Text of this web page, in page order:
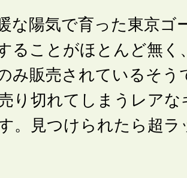
な陽気で育った東京ゴ
ることがほとんど無く
み販売されているそう
り切れてしまうレア
。見つけられたら超ラ